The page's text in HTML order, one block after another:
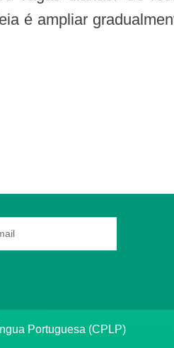
é ampliar
Portuguesa (CPLP)